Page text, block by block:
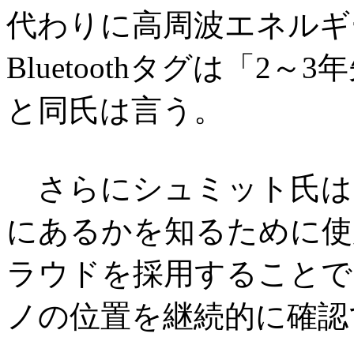
代わりに高周波エネル
Bluetoothタグは「2～3
と同氏は言う。
さらにシュミット氏
にあるかを知るために
ラウドを採用すること
ノの位置を継続的に確